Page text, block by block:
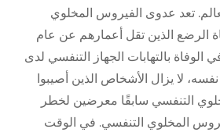
تعد عدوى الفيروس المخلوي
الرضع الذين تقل أعمارهم عن عام
بالتهابات الجهاز التنفسي لدى
لا يزال الأشخاص الذين أصيبوا
التنفسي سابقًا معرضين لخطر
المخلوي التنفسي. في الوقت